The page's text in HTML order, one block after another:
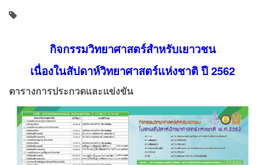
กิจกรรมวิทยาศาสตร์สำหรับเยาวชน
เนื่องในสัปดาห์วิทยาศาสตร์แห่งชาติ ปี 2562
ตารางการประกวดและแข่งขัน